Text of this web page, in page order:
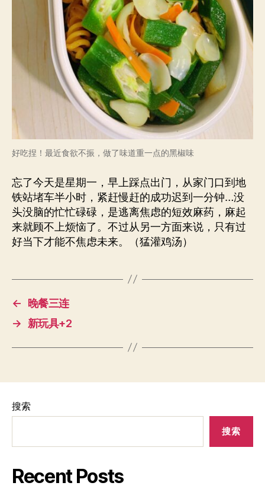
好吃捏！最近食欲不振，做了味道重一点的黑椒味
忘了今天是星期一，早上踩点出门，从家门口到地
铁站堵车半小时，紧赶慢赶的成功迟到一分钟…没
头没脑的忙忙碌碌，是逃离焦虑的短效麻药，麻起
来就顾不上烦恼了。不过从另一方面来说，只有过
好当下才能不焦虑未来。（猛灌鸡汤）
←
晚餐三连
→
新玩具+2
搜索
搜索
Recent Posts